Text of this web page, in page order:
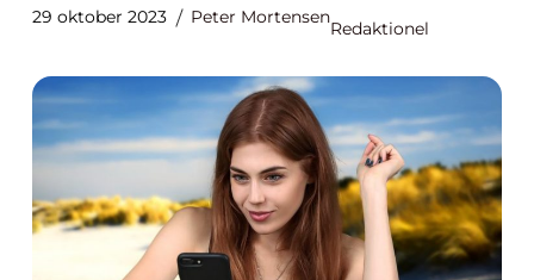
29 oktober 2023 Peter Mortensen
Redaktionel